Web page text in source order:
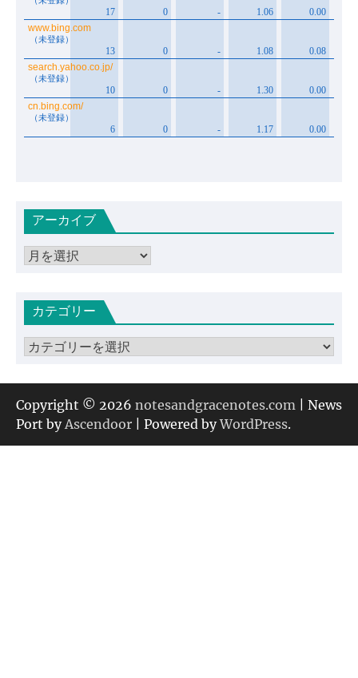
アーカイブ
ア
イカテゴリー
カ
ゴ
リ
ー
Copyright © 2026 notesandgracenotes.com | News
Port byAscendoor | Powered byWordPress.